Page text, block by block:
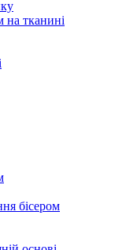
тканині
бісером